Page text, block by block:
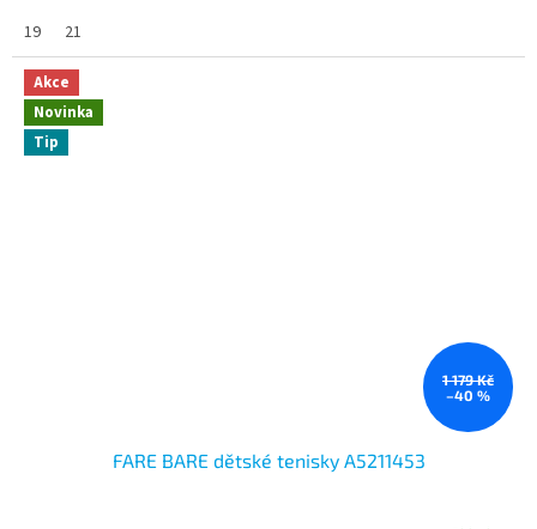
19
21
Akce
Novinka
Tip
1 179 Kč
–40 %
FARE BARE dětské tenisky A5211453